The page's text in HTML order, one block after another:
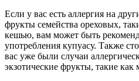
Если у вас есть аллергия на
фрукты семейства ореховых,
кешью, вам может быть
употребления купуасу. Также
вас уже были случаи
экзотические фрукты, такие как